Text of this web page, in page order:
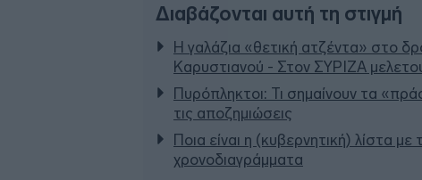
Διαβάζονται αυτή τη στιγμή
Η γαλάζια «θετική ατζέντα» στο
Καρυστιανού - Στον ΣΥΡΙΖΑ
Πυρόπληκτοι: Τι σημαίνουν τα
τις αποζημιώσεις
Ποια είναι η (κυβερνητική) λίστα
χρονοδιαγράμματα